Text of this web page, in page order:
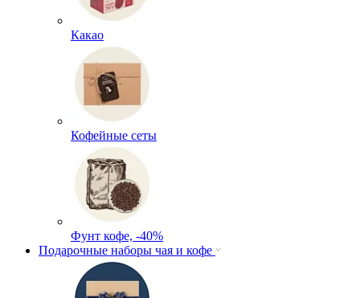
Какао
Кофейные сеты
Фунт кофе, -40%
Подарочные наборы чая и кофе